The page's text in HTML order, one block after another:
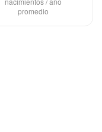
promedio